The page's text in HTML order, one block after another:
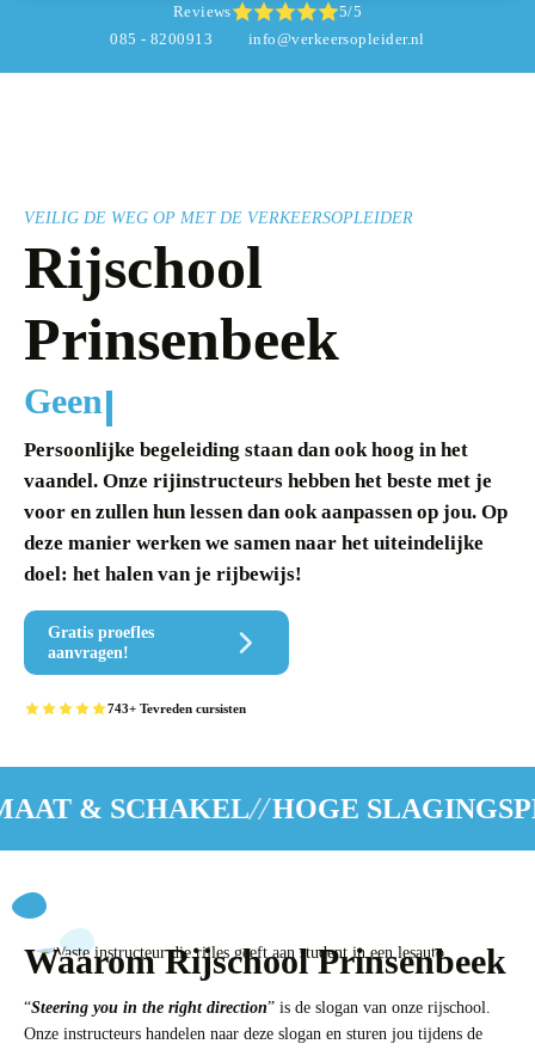
Reviews
5/5
085 - 8200913
info@verkeersopleider.nl
VEILIG DE WEG OP MET DE VERKEERSOPLEIDER
Rijschool
Prinsenbeek
Geen wachtlij
Persoonlijke begeleiding staan dan ook hoog in het
vaandel. Onze rijinstructeurs hebben het beste met je
voor en zullen hun lessen dan ook aanpassen op jou. Op
deze manier werken we samen naar het uiteindelijke
doel: het halen van je rijbewijs!
Gratis proefles
aanvragen!
743+ Tevreden cursisten
//HOGE
Waarom Rijschool Prinsenbeek
“Steering you in the right direction” is de slogan van onze rijschool.
Onze instructeurs handelen naar deze slogan en sturen jou tijdens de